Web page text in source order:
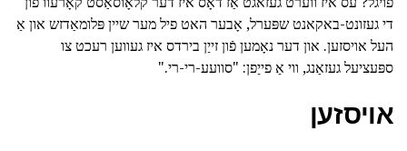
די געזונט-באקאנט שפּערל, אָבער האט פיל מער שיין פּלומאַדזש און אַ
העל אויסזען. און דער נאָמען פֿון זייַן בירדס איז געווען רעכט צו
ספּעציעל געזאַנג, ווי אַ פייַפן: "סוועע-רי-רי."
אויסזען